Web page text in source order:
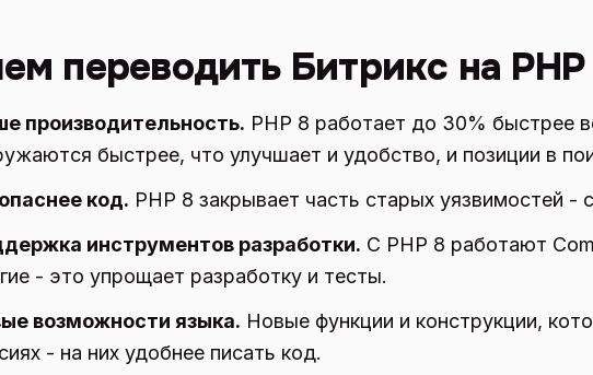
переводить Битрикс на PHP
производительность. PHP 8 работает до 30% быстрее
быстрее, что улучшает и удобство, и позиции в
код. PHP 8 закрывает часть старых уязвимостей -
инструментов разработки. С PHP 8 работают
- это упрощает разработку и тесты.
возможности языка. Новые функции и конструкции,
- на них удобнее писать код.